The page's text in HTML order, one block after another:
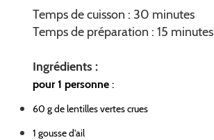
Temps de cuisson : 30 minutes
Temps de préparation : 15 minutes
Ingrédients :
pour 1 personne :
60 g de lentilles vertes crues
1 gousse d'ail